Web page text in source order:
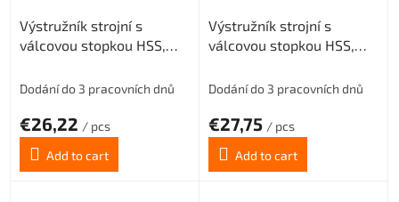
Výstružník strojní s
válcovou stopkou HSS,
Dodání do 3 pracovních dnů
€26,22 / pcs
Add to cart
Výstružník strojní s
válcovou stopkou HSS,
Dodání do 3 pracovních dnů
€27,75 / pcs
Add to cart